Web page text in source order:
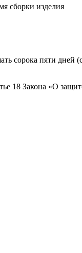
сборки изделия
сорока пяти дней
18 Закона «О